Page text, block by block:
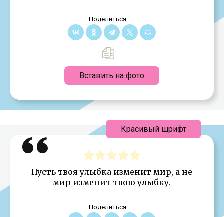
Поделиться:
Вставить на фото
Пусть твоя улыбка изменит мир, а не
мир изменит твою улыбку.
Поделиться:
Красивый шрифт